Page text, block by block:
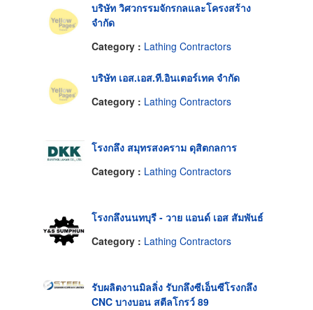
บริษัท วิศวกรรมจักรกลและโครงสร้าง
จำกัด
Category : Lathing Contractors
บริษัท เอส.เอส.ที.อินเตอร์เทค จำกัด
Category : Lathing Contractors
โรงกลึง สมุทรสงคราม ดุสิตกลการ
Category : Lathing Contractors
โรงกลึงนนทบุรี - วาย แอนด์ เอส สัมพันธ์
Category : Lathing Contractors
รับผลิตงานมิลลิ่ง รับกลึงซีเอ็นซีโรงกลึง
CNC บางบอน สตีลโกรว์ 89